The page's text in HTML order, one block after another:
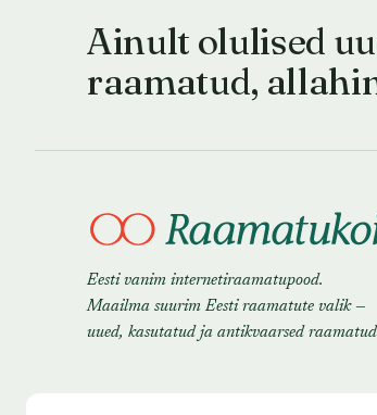
Ainult olulised
raamatud,
Eesti vanim internetiraamatupood.
Maailma suurim Eesti raamatute valik —
uued, kasutatud ja antikvaarsed